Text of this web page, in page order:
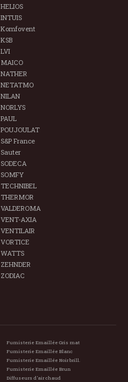
HELIOS
INTUIS
Komfovent
KSB
LVI
MAICO
NATHER
NETATMO
NILAN
NORLYS
PAUL
POUJOULAT
S&P France
Sauter
SODECA
SOMFY
TECHNIBEL
THERMOR
VALDEROMA
VENT-AXIA
VENTILAIR
VORTICE
WATTS
ZEHNDER
ZODIAC
Fumisterie Emaillée Gris mat
Fumisterie Emaillée Blanc
Fumisterie Emaillée Noir brill.
Fumisterie Emaillée Brun
Diffuseurs d'air chaud